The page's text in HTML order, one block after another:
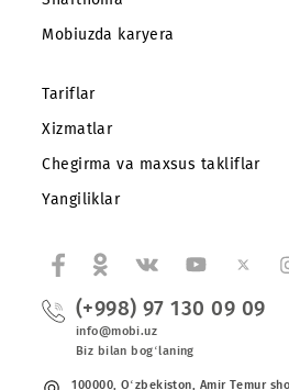
Kompaniya haqida
Hamkorlarga
Shartnoma
Mobiuzda karyera
Tariflar
Xizmatlar
Chegirma va maxsus takliflar